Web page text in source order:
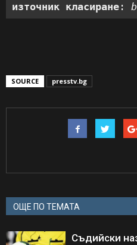
източник класиране :
SOURCE presstv.bg
ОЩЕ ПО ТЕМАТА
Съдийски